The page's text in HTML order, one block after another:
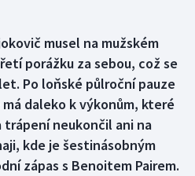
musel na mužském
porážku za sebou, což se
Po loňské půlroční pauze
daleko k výkonům, které
neukončil ani na
kde je šestinásobným
zápas s Benoitem Pairem.